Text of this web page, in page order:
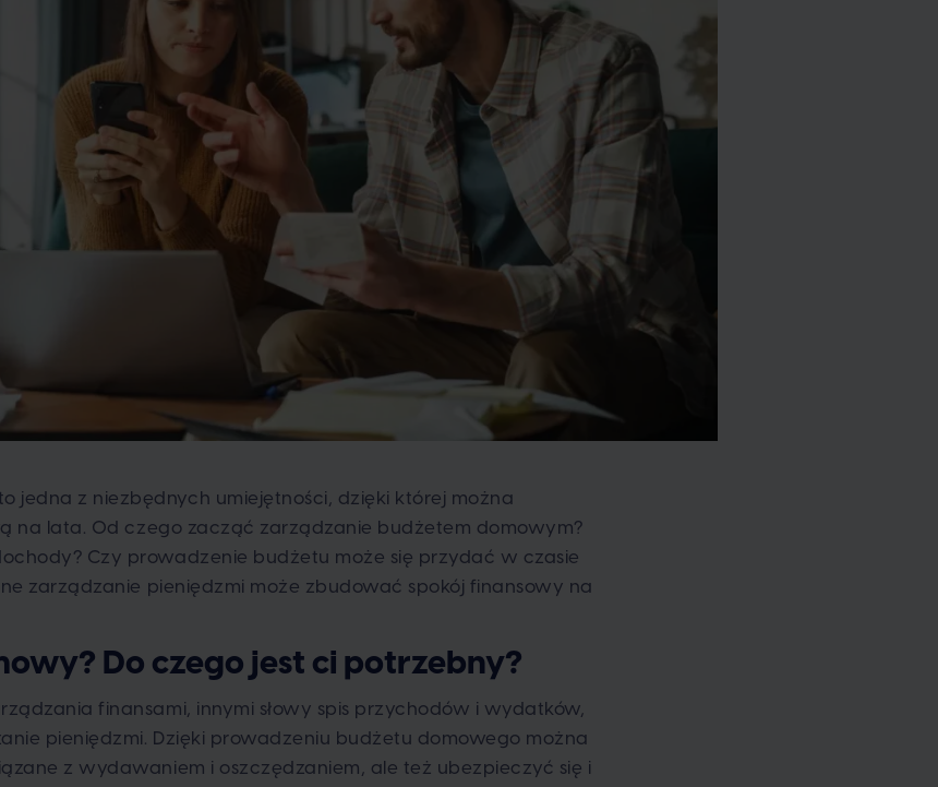
jedna z niezbędnych umiejętności, dzięki której można
na lata. Od czego zacząć zarządzanie budżetem domowym?
Czy prowadzenie budżetu może się przydać w czasie
zarządzanie pieniędzmi może zbudować spokój finansowy na
Do czego jest ci potrzebny?
finansami, innymi słowy spis przychodów i wydatków,
pieniędzmi. Dzięki prowadzeniu budżetu domowego można
z wydawaniem i oszczędzaniem, ale też ubezpieczyć się i